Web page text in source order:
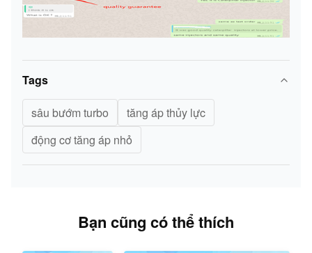
Tags
sâu bướm turbo
tăng áp thủy lực
động cơ tăng áp nhỏ
Bạn cũng có thể thích